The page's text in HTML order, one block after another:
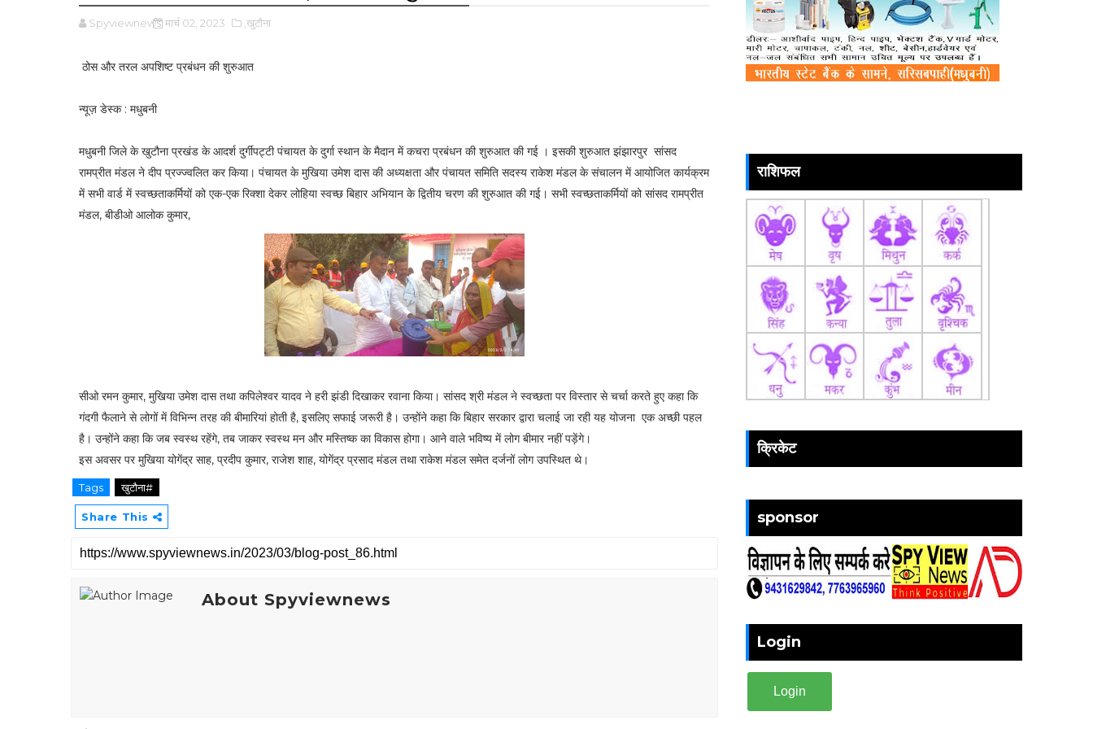
Spyviewnews मार्च 02, 2023 ,खुटौना
ठोस और तरल अपशिष्ट प्रबंधन की शुरुआत
न्यूज़ डेस्क : मधुबनी
मधुबनी जिले के खुटौना प्रखंड के आदर्श दुर्गीपट्टी पंचायत के दुर्गा स्थान के मैदान में कचरा प्रबंधन की शुरुआत की गई । इसकी शुरुआत झंझारपुर सांसद
रामप्रीत मंडल ने दीप प्रज्ज्वलित कर किया। पंचायत के मुखिया उमेश दास की अध्यक्षता और पंचायत समिति सदस्य राकेश मंडल के संचालन में आयोजित कार्यक्रम
में सभी वार्ड में स्वच्छताकर्मियों को एक-एक रिक्शा देकर लोहिया स्वच्छ बिहार अभियान के द्वितीय चरण की शुरुआत की गई। सभी स्वच्छताकर्मियों को सांसद रामप्रीत
मंडल, बीडीओ आलोक कुमार,
सीओ रमन कुमार, मुखिया उमेश दास तथा कपिलेश्वर यादव ने हरी झंडी दिखाकर रवाना किया। सांसद श्री मंडल ने स्वच्छता पर विस्तार से चर्चा करते हुए कहा कि
गंदगी फैलाने से लोगों में विभिन्न तरह की बीमारियां होती है, इसलिए सफाई जरूरी है। उन्होंने कहा कि बिहार सरकार द्वारा चलाई जा रही यह योजना एक अच्छी पहल
है। उन्होंने कहा कि जब स्वस्थ रहेंगे, तब जाकर स्वस्थ मन और मस्तिष्क का विकास होगा। आने वाले भविष्य में लोग बीमार नहीं पड़ेंगे।
इस अवसर पर मुखिया योगेंद्र साह, प्रदीप कुमार, राजेश शाह, योगेंद्र प्रसाद मंडल तथा राकेश मंडल समेत दर्जनों लोग उपस्थित थे।
Tags खुटौना#
Share This
About Spyviewnews
राशिफल
क्रिकेट
sponsor
Login
Login